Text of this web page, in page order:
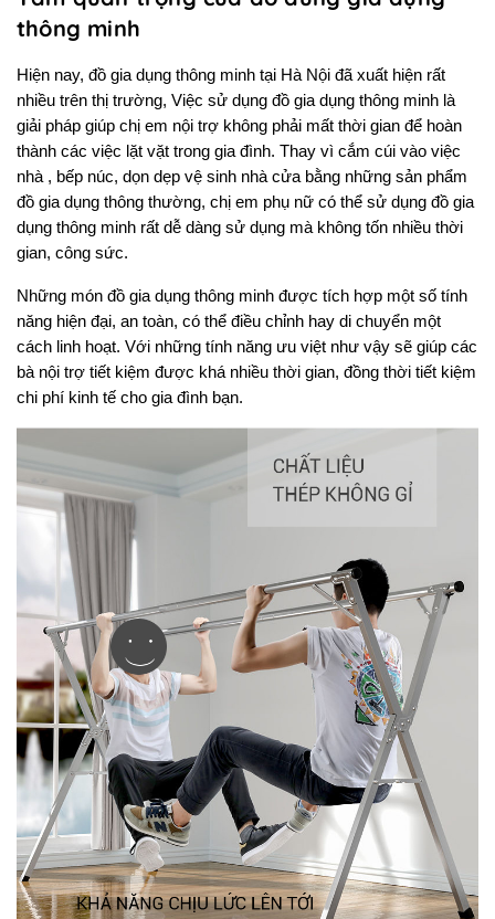
thông minh
Hiện nay, đồ gia dụng thông minh tại Hà Nội đã xuất hiện rất
nhiều trên thị trường, Việc sử dụng đồ gia dụng thông minh là
giải pháp giúp chị em nội trợ không phải mất thời gian để hoàn
thành các việc lặt vặt trong gia đình. Thay vì cắm cúi vào việc
nhà , bếp núc, dọn dẹp vệ sinh nhà cửa bằng những sản phẩm
đồ gia dụng thông thường, chị em phụ nữ có thể sử dụng đồ gia
dụng thông minh rất dễ dàng sử dụng mà không tốn nhiều thời
gian, công sức.
Những món đồ gia dụng thông minh được tích hợp một số tính
năng hiện đại, an toàn, có thể điều chỉnh hay di chuyển một
cách linh hoạt. Với những tính năng ưu việt như vậy sẽ giúp các
bà nội trợ tiết kiệm được khá nhiều thời gian, đồng thời tiết kiệm
chi phí kinh tế cho gia đình bạn.